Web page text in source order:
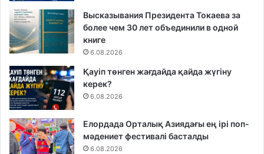
Высказывания Президента Токаева за
более чем 30 лет объединили в одной
книге
6.08.2026
Қауіп төнген жағдайда қайда жүгіну
керек?
6.08.2026
Елордада Орталық Азиядағы ең ірі поп-
мәдениет фестивалі басталды
6.08.2026